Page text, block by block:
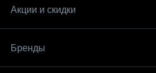
Акции и скидки
Бренды